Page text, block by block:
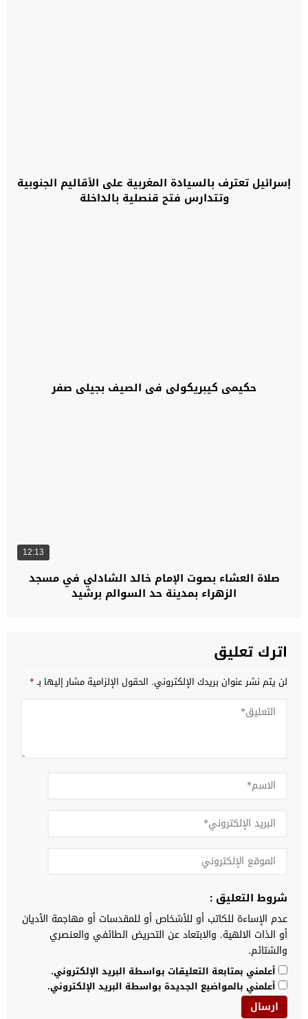
إسرائيل تعترف بالسيادة المغربية على الأقاليم الجنوبية
وتتدارس فتح قنصلية بالداخلة
حكيمي كيبريكولي في الصيف بجيلي صفر
12:13
صلاة العشاء بصوت الإمام خالد الشادلي في مسجد
الزهراء بمدينة حد السوالم برشيد
اترك تعليق
لن يتم نشر عنوان بريدك الإلكتروني. الحقول الإلزامية مشار إليها بـ*
شروط التعليق :
عدم الإساءة للكاتب أو للأشخاص أو للمقدسات أو مهاجمة الأديان
أو الذات الالهية. والابتعاد عن التحريض الطائفي والعنصري
والشتائم.
أعلمني بمتابعة التعليقات بواسطة البريد الإلكتروني.
أعلمني بالمواضيع الجديدة بواسطة البريد الإلكتروني.